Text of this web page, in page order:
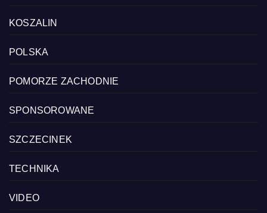
KOSZALIN
POLSKA
POMORZE ZACHODNIE
SPONSOROWANE
SZCZECINEK
TECHNIKA
VIDEO